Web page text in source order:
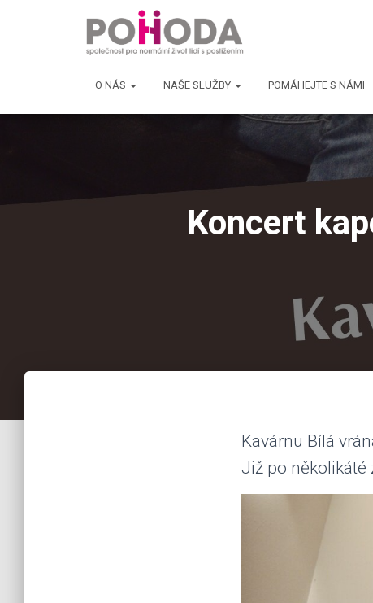
O NÁS NAŠE SLUŽBY POMÁHEJTE S NÁMI
Koncert
Kavárnu Bílá
Již po několikáté